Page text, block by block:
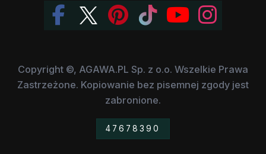
Copyright ©, AGAWA.PL Sp. z o.o. Wszelkie Prawa
Zastrzeżone. Kopiowanie bez pisemnej zgody jest
zabronione.
47678390